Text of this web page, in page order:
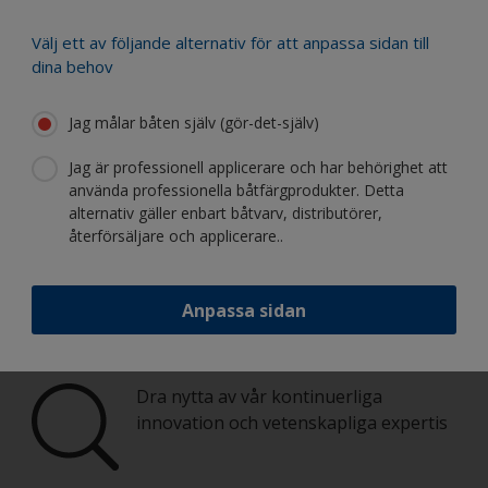
Välj ett av följande alternativ för att anpassa sidan till
dina behov
Jag målar båten själv (gör-det-själv)
Jag är professionell applicerare och har behörighet att
använda professionella båtfärgprodukter. Detta
alternativ gäller enbart båtvarv, distributörer,
återförsäljare och applicerare..
Anpassa sidan
Måla din båt som ett proffs
underhålla din båt
Dra nytta av vår kontinuerliga
innovation och vetenskapliga expertis